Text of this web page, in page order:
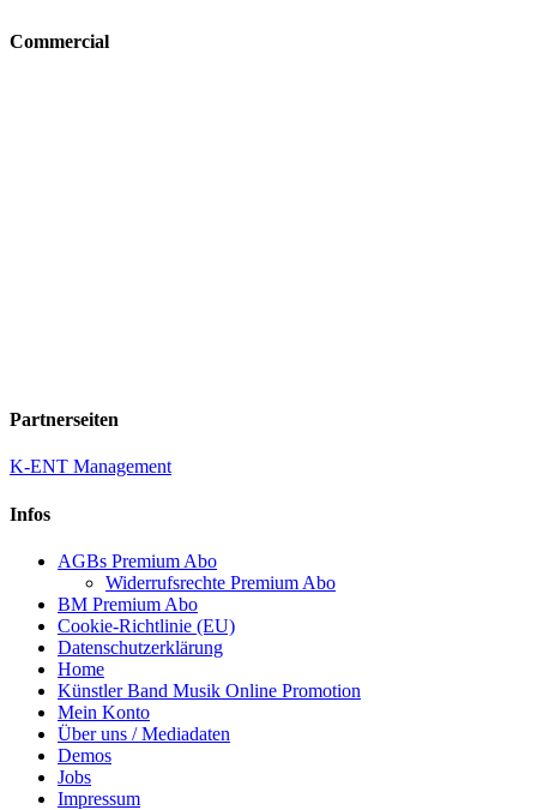
Commercial
Partnerseiten
K-ENT Management
Infos
AGBs Premium Abo
Widerrufsrechte Premium Abo
BM Premium Abo
Cookie-Richtlinie (EU)
Datenschutzerklärung
Home
Künstler Band Musik Online Promotion
Mein Konto
Über uns / Mediadaten
Demos
Jobs
Impressum